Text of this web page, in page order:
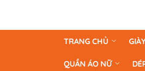
TRANG CHỦ
QUẦN ÁO NỮ